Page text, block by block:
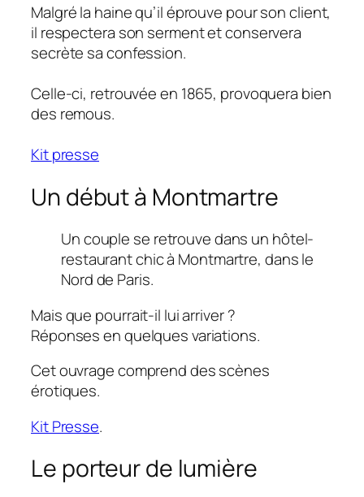
Malgré la haine qu’il éprouve pour son client,
il respectera son serment et conservera
secrète sa confession.
Celle-ci, retrouvée en 1865, provoquera bien
des remous.
Kitpresse
Un début à Montmartre
Un couple se retrouve dans un hôtel-
restaurant chic à Montmartre, dans le
Nord de Paris.
Mais que pourrait-il lui arriver ?
Réponses en quelques variations.
Cet ouvrage comprend des scènes
érotiques.
Kit Presse.
Le porteur de lumière